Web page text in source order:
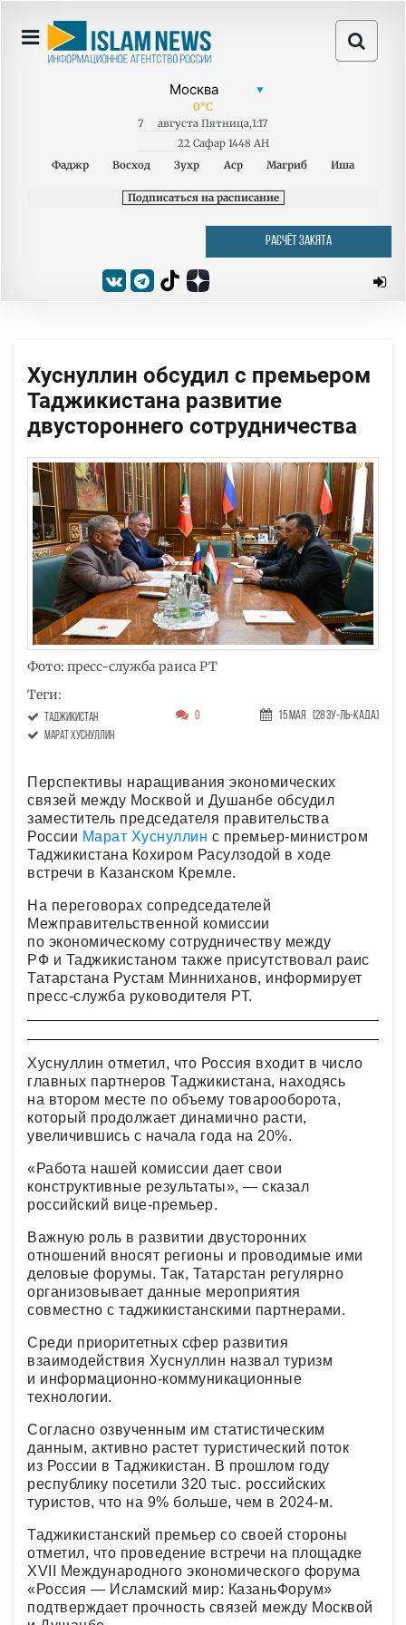
0°C
7 августа Пятница,1:17
22 Сафар 1448 AH
Фаджр
Восход Зухр Аср Магриб Иша
Подписаться на расписание
РАСЧЁТ ЗАКЯТА
Хуснуллин обсудил с премьером
Таджикистана развитие
двустороннего сотрудничества
Фото: пресс-служба раиса РТ
Теги:
Таджикистан
Марат Хуснуллин
0 15 Мая (28 Зу-ль-када)
Перспективы наращивания экономических
связей между Москвой и Душанбе обсудил
заместитель председателя правительства
России Марат Хуснуллин с премьер-министром
Таджикистана Кохиром Расулзодой в ходе
встречи в Казанском Кремле.
На переговорах сопредседателей
Межправительственной комиссии
по экономическому сотрудничеству между
РФ и Таджикистаном также присутствовал раис
Татарстана Рустам Минниханов, информирует
пресс-служба руководителя РТ.
Хуснуллин отметил, что Россия входит в число
главных партнеров Таджикистана, находясь
на втором месте по объему товарооборота,
который продолжает динамично расти,
увеличившись с начала года на 20%.
«Работа нашей комиссии дает свои
конструктивные результаты», — сказал
российский вице-премьер.
Важную роль в развитии двусторонних
отношений вносят регионы и проводимые ими
деловые форумы. Так, Татарстан регулярно
организовывает данные мероприятия
совместно с таджикистанскими партнерами.
Среди приоритетных сфер развития
взаимодействия Хуснуллин назвал туризм
и информационно-коммуникационные
технологии.
Согласно озвученным им статистическим
данным, активно растет туристический поток
из России в Таджикистан. В прошлом году
республику посетили 320 тыс. российских
туристов, что на 9% больше, чем в 2024-м.
Таджикистанский премьер со своей стороны
отметил, что проведение встречи на площадке
XVII Международного экономического форума
«Россия — Исламский мир: КазаньФорум»
подтверждает прочность связей между Москвой